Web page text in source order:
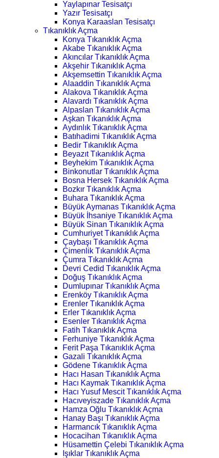
Yaylapınar Tesisatçı
Yazır Tesisatçı
Konya Karaaslan Tesisatçı
Tıkanıklık Açma
Konya Tıkanıklık Açma
Akabe Tıkanıklık Açma
Akıncılar Tıkanıklık Açma
Akşehir Tıkanıklık Açma
Akşemsettin Tıkanıklık Açma
Alaaddin Tıkanıklık Açma
Alakova Tıkanıklık Açma
Alavardı Tıkanıklık Açma
Alpaslan Tıkanıklık Açma
Aşkan Tıkanıklık Açma
Aydınlık Tıkanıklık Açma
Batıhadimi Tıkanıklık Açma
Bedir Tıkanıklık Açma
Beyazıt Tıkanıklık Açma
Beyhekim Tıkanıklık Açma
Binkonutlar Tıkanıklık Açma
Bosna Hersek Tıkanıklık Açma
Bozkır Tıkanıklık Açma
Buhara Tıkanıklık Açma
Büyük Aymanas Tıkanıklık Açma
Büyük İhsaniye Tıkanıklık Açma
Büyük Sinan Tıkanıklık Açma
Cumhuriyet Tıkanıklık Açma
Çaybaşı Tıkanıklık Açma
Çimenlik Tıkanıklık Açma
Çumra Tıkanıklık Açma
Devri Cedid Tıkanıklık Açma
Doğuş Tıkanıklık Açma
Dumlupınar Tıkanıklık Açma
Erenköy Tıkanıklık Açma
Erenler Tıkanıklık Açma
Erler Tıkanıklık Açma
Esenler Tıkanıklık Açma
Fatih Tıkanıklık Açma
Ferhuniye Tıkanıklık Açma
Ferit Paşa Tıkanıklık Açma
Gazali Tıkanıklık Açma
Gödene Tıkanıklık Açma
Hacı Hasan Tıkanıklık Açma
Hacı Kaymak Tıkanıklık Açma
Hacı Yusuf Mescit Tıkanıklık Açma
Hacıveyiszade Tıkanıklık Açma
Hamza Oğlu Tıkanıklık Açma
Hanay Başı Tıkanıklık Açma
Harmancık Tıkanıklık Açma
Hocacihan Tıkanıklık Açma
Hüsamettin Çelebi Tıkanıklık Açma
Işıklar Tıkanıklık Açma